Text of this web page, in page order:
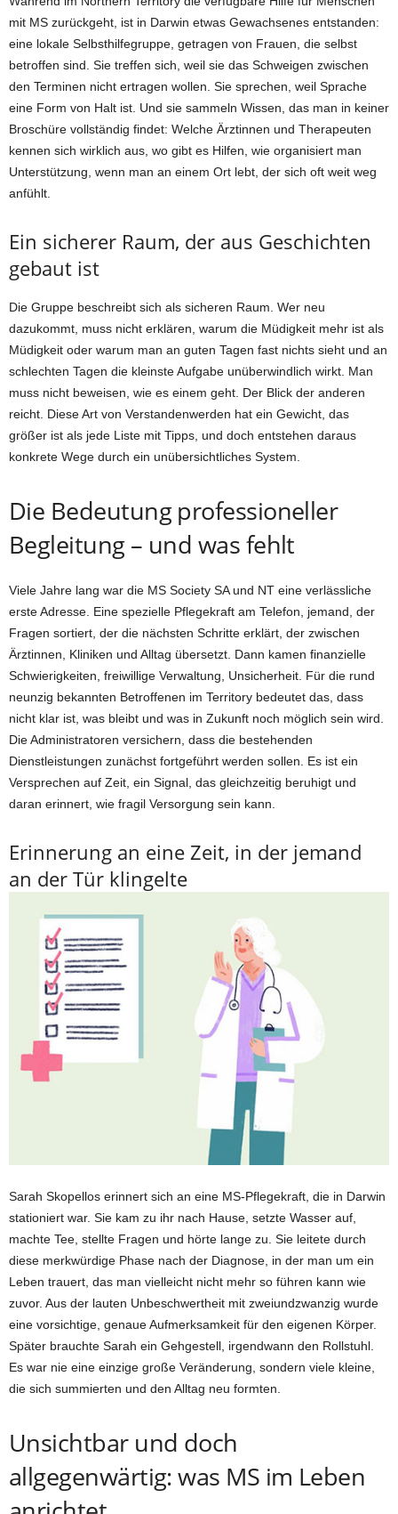
mit MS zurückgeht, ist in Darwin etwas Gewachsenes entstanden:
eine lokale Selbsthilfegruppe, getragen von Frauen, die selbst
betroffen sind. Sie treffen sich, weil sie das Schweigen zwischen
den Terminen nicht ertragen wollen. Sie sprechen, weil Sprache
eine Form von Halt ist. Und sie sammeln Wissen, das man in keiner
Broschüre vollständig findet: Welche Ärztinnen und Therapeuten
kennen sich wirklich aus, wo gibt es Hilfen, wie organisiert man
Unterstützung, wenn man an einem Ort lebt, der sich oft weit weg
anfühlt.
Ein sicherer Raum, der aus Geschichten
gebaut ist
Die Gruppe beschreibt sich als sicheren Raum. Wer neu
dazukommt, muss nicht erklären, warum die Müdigkeit mehr ist als
Müdigkeit oder warum man an guten Tagen fast nichts sieht und an
schlechten Tagen die kleinste Aufgabe unüberwindlich wirkt. Man
muss nicht beweisen, wie es einem geht. Der Blick der anderen
reicht. Diese Art von Verstandenwerden hat ein Gewicht, das
größer ist als jede Liste mit Tipps, und doch entstehen daraus
konkrete Wege durch ein unübersichtliches System.
Die Bedeutung professioneller
Begleitung – und was fehlt
Viele Jahre lang war die MS Society SA und NT eine verlässliche
erste Adresse. Eine spezielle Pflegekraft am Telefon, jemand, der
Fragen sortiert, der die nächsten Schritte erklärt, der zwischen
Ärztinnen, Kliniken und Alltag übersetzt. Dann kamen finanzielle
Schwierigkeiten, freiwillige Verwaltung, Unsicherheit. Für die rund
neunzig bekannten Betroffenen im Territory bedeutet das, dass
nicht klar ist, was bleibt und was in Zukunft noch möglich sein wird.
Die Administratoren versichern, dass die bestehenden
Dienstleistungen zunächst fortgeführt werden sollen. Es ist ein
Versprechen auf Zeit, ein Signal, das gleichzeitig beruhigt und
daran erinnert, wie fragil Versorgung sein kann.
Erinnerung an eine Zeit, in der jemand
an der Tür klingelte
Sarah Skopellos erinnert sich an eine MS-Pflegekraft, die in Darwin
stationiert war. Sie kam zu ihr nach Hause, setzte Wasser auf,
machte Tee, stellte Fragen und hörte lange zu. Sie leitete durch
diese merkwürdige Phase nach der Diagnose, in der man um ein
Leben trauert, das man vielleicht nicht mehr so führen kann wie
zuvor. Aus der lauten Unbeschwertheit mit zweiundzwanzig wurde
eine vorsichtige, genaue Aufmerksamkeit für den eigenen Körper.
Später brauchte Sarah ein Gehgestell, irgendwann den Rollstuhl.
Es war nie eine einzige große Veränderung, sondern viele kleine,
die sich summierten und den Alltag neu formten.
Unsichtbar und doch
allgegenwärtig: was MS im Leben